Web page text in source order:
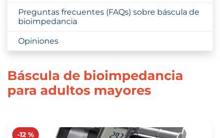
Preguntas frecuentes (FAQs) sobre báscula de
bioimpedancia
Opiniones
Báscula de bioimpedancia
para adultos mayores
-12 %